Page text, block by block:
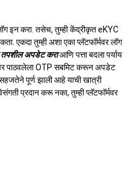
इन करा. तसेच, तुम्ही केंद्रीकृत eKYC
एकदा तुम्ही अशा एका प्लॅटफॉर्मवर लॉग
तपशील अपडेट कराआणि पत्ता बदला पर्याय
पाठवलेला OTP सबमिट करून अपडेट
सहजतेने पूर्ण झाली आहे याची खात्री
प्रदान करू नका, तुम्ही प्लॅटफॉर्मवर